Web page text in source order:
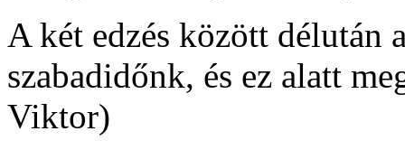
A két edzés között délután
szabadidőnk, és ez alatt
Viktor)